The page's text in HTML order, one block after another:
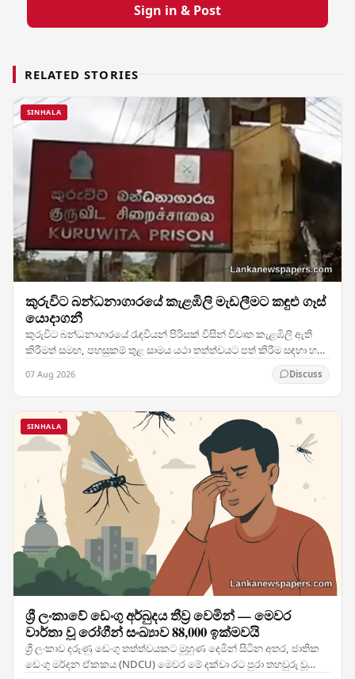
Sign in & Post
RELATED STORIES
SINHALA
කුරුවිට බන්ධනාගාරයේ කැළඹිලි මැඩලීමට කඳුළු ගෑස්
යොදාගනී
කුරුවිට බන්ධනාගාරයේ රැඳවියන් පිරිසක් විසින් විවෘත කැළඹිලි ඇති
කිරීමත් සමඟ, පහසුකම් තුළ සාමය යථා තත්ත්වයට පත් කිරීම සඳහා හදිසි
07 Aug 2026 Discuss
SINHALA
ශ්‍රී ලංකාවේ ඩෙංගු අර්බුදය තීව්‍ර වෙමින් — මෙවර
වාර්තා වූ රෝගීන් සංඛ්‍යාව 88,000 ඉක්මවයි
ශ්‍රී ලංකාව දරුණු ඩෙංගු තත්ත්වයකට මුහුණ දෙමින් සිටින අතර, ජාතික
ඩෙංගු මර්දන ඒකකය (NDCU) මෙවර මේ දක්වා රට පුරා තහවුරු වූ